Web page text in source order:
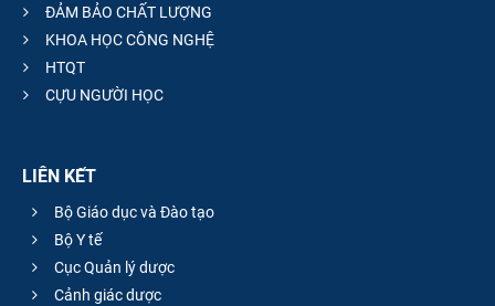
ĐẢM BẢO CHẤT LƯỢNG
KHOA HỌC CÔNG NGHỆ
HTQT
CỰU NGƯỜI HỌC
LIÊN KẾT
Bộ Giáo dục và Đào tạo
Bộ Y tế
Cục Quản lý dược
Cảnh giác dược